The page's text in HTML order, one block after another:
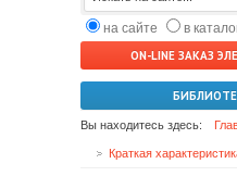
на сайте
в
ON-LINE ЗАКАЗ
Вы находитесь здесь:
Краткая